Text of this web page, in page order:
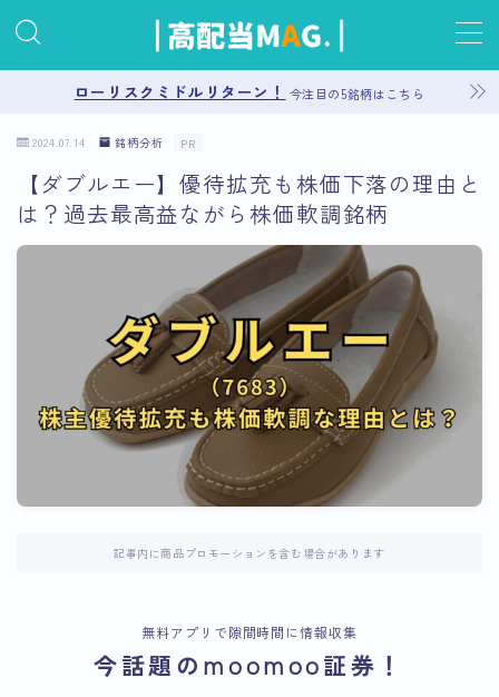
お問い合わせ
プライバシーポリシー
サイトマップ
ローリスクミドルリターン！ 今注目の5銘柄はこちら
2024.07.14 銘柄分析 PR
【ダブルエー】優待拡充も株価下落の理由と
は？過去最高益ながら株価軟調銘柄
記事内に商品プロモーションを含む場合があります
無料アプリで隙間時間に情報収集
今話題のmoomoo証券！